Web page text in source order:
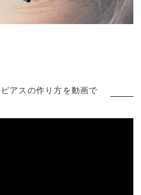
アスの作り方を動画で